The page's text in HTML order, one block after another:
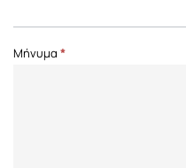
Μήνυμα *